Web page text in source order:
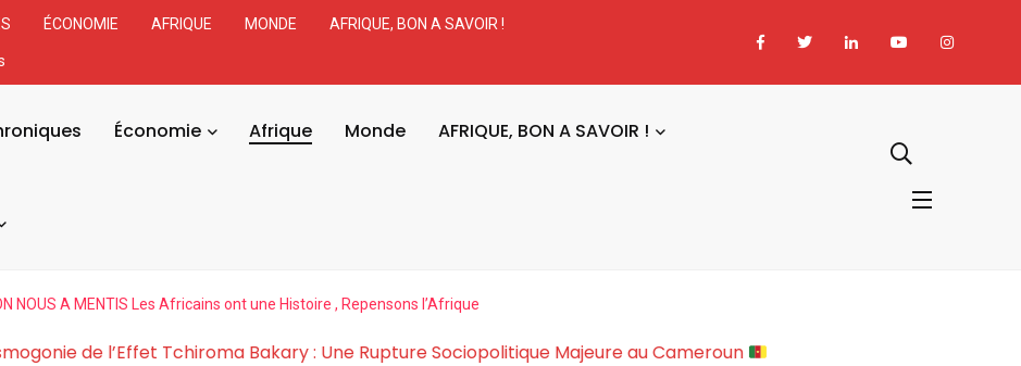
ÉCONOMIE AFRIQUE MONDE AFRIQUE, BON A SAVOIR !
Économie Afrique Monde AFRIQUE, BON A SAVOIR !
NOUS A MENTIS Les Africains ont une Histoire , Repensons l’Afrique
en Afr La Cosmogonie de l’Effet Tchiroma Bakary : Une Rupture Sociopolitique Majeure au Cameroun